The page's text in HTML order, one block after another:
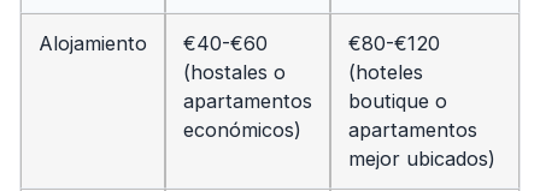
Alojamiento
€40-€60
(hostales o
apartamentos
económicos)
€80-€120
(hoteles
boutique o
apartamentos
mejor ubicados)